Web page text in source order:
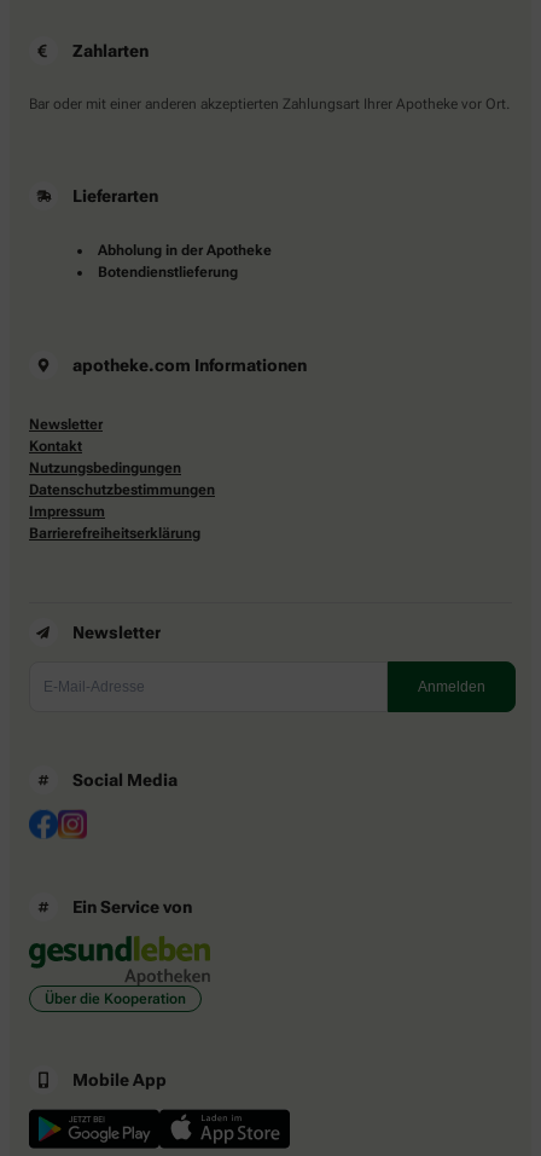
Zahlarten
Bar oder mit einer anderen akzeptierten Zahlungsart Ihrer Apotheke vor Ort.
Lieferarten
Abholung in der Apotheke
Botendienstlieferung
apotheke.com Informationen
Newsletter
Kontakt
Nutzungsbedingungen
Datenschutzbestimmungen
Impressum
Barrierefreiheitserklärung
Newsletter
Social Media
Ein Service von
Über die Kooperation
Mobile App